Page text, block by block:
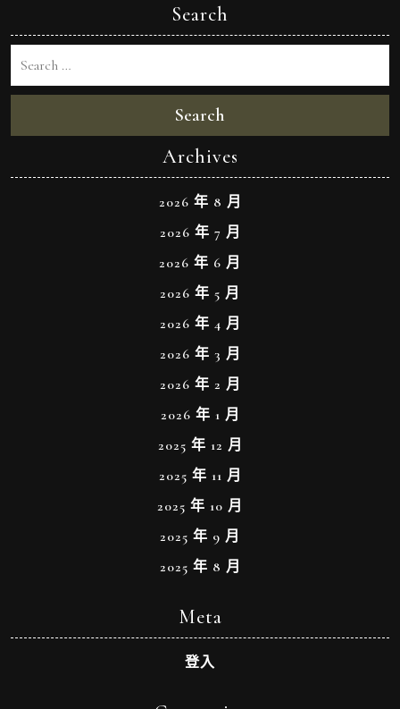
Search
Search
Archives
2026 年 8 月
2026 年 7 月
2026 年 6 月
2026 年 5 月
2026 年 4 月
2026 年 3 月
2026 年 2 月
2026 年 1 月
2025 年 12 月
2025 年 11 月
2025 年 10 月
2025 年 9 月
2025 年 8 月
Meta
登入